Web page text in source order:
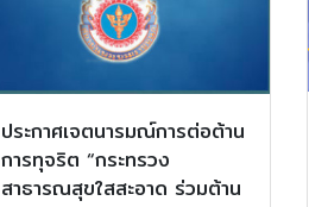
ประกาศเจตนารมณ์การต่อต้าน
การทุจริต “กระทรวง
สาธารณสุขใสสะอาด ร่วมต้าน